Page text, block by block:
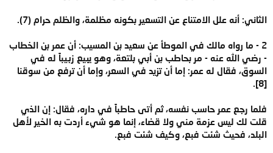
الثاني: أنه علل الامتناع عن التسعير بكونه مظلمة، والظلم حرام (7).
2 - ما رواه مالك في الموطأ عن سعيد بن المسيب: أن عمر بن الخطاب
- رضي الله عنه - مر بحاطب بن أبي بلتعة، وهو يبيع زبيباً له في
السوق، فقال له عمر: إما أن تزيد في السعر، وإما أن ترفع من سوقنا
[8].
فلما رجع عمر حاسب نفسه، ثم أتى حاطباً في داره، فقال: إن الذي
قلت لك ليس عزمة مني ولا قضاء، إنما هو شيء أردت به الخير لأهل
البلد، فحيث شئت فبع، وكيف شئت فبع.